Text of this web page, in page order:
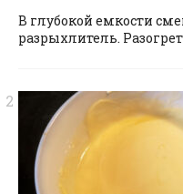
В глубокой емкости
разрыхлитель.